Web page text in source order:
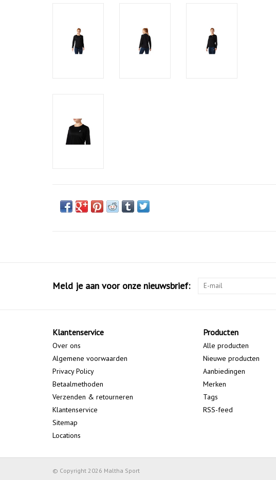
Meld je aan voor onze nieuwsbrief:
Klantenservice
Over ons
Algemene voorwaarden
Privacy Policy
Betaalmethoden
Verzenden & retourneren
Klantenservice
Sitemap
Locations
Producten
Alle producten
Nieuwe producten
Aanbiedingen
Merken
Tags
RSS-feed
© Copyright 2026 Maltha Sport